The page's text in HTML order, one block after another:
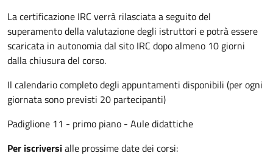
La certificazione IRC verrà rilasciata a seguito del
superamento della valutazione degli istruttori e potrà essere
scaricata in autonomia dal sito IRC dopo almeno 10 giorni
dalla chiusura del corso.
Il calendario completo degli appuntamenti disponibili (per ogni
giornata sono previsti 20 partecipanti)
Padiglione 11 - primo piano - Aule didattiche
Per iscriversialle prossime date dei corsi: